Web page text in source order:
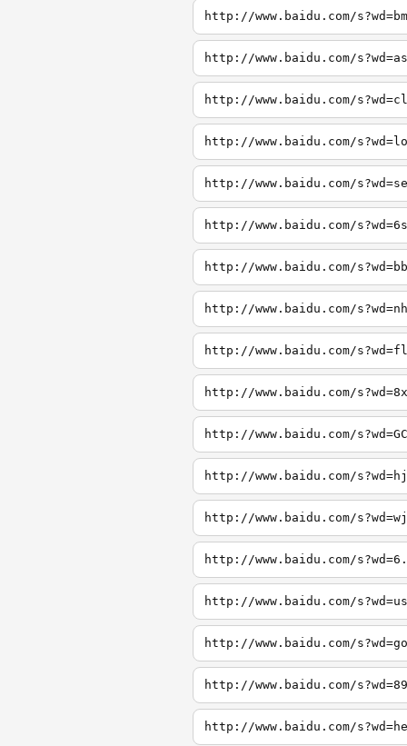
http://www.baidu.com/
http://www.baidu.com/
http://www.baidu.com/
http://www.baidu.com/
http://www.baidu.com/
http://www.baidu.com/
http://www.baidu.com/
http://www.baidu.com/
http://www.baidu.com/
http://www.baidu.com/
http://www.baidu.com/
http://www.baidu.com/
http://www.baidu.com/
http://www.baidu.com/
http://www.baidu.com/
http://www.baidu.com/
http://www.baidu.com/
http://www.baidu.com/